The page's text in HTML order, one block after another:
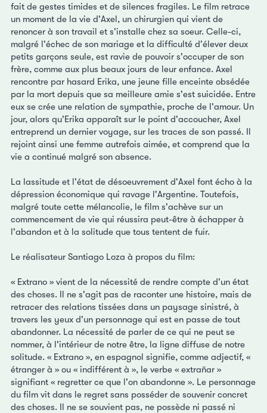
fait de gestes timides et de silences fragiles. Le film retrace
un moment de la vie d'Axel, un chirurgien qui vient de
renoncer à son travail et s'installe chez sa soeur. Celle-ci,
malgré l'échec de son mariage et la difficulté d'élever deux
petits garçons seule, est ravie de pouvoir s'occuper de son
frère, comme aux plus beaux jours de leur enfance. Axel
rencontre par hasard Erika, une jeune fille enceinte obsédée
par la mort depuis que sa meilleure amie s'est suicidée. Entre
eux se crée une relation de sympathie, proche de l'amour. Un
jour, alors qu'Erika apparaît sur le point d'accoucher, Axel
entreprend un dernier voyage, sur les traces de son passé. Il
rejoint ainsi une femme autrefois aimée, et comprend que la
vie a continué malgré son absence.
La lassitude et l'état de désoeuvrement d'Axel font écho à la
dépression économique qui ravage l'Argentine. Toutefois,
malgré toute cette mélancolie, le film s'achève sur un
commencement de vie qui réussira peut-être à échapper à
l'abandon et à la solitude que tous tentent de fuir.
Le réalisateur Santiago Loza à propos du film:
« Extrano » vient de la nécessité de rendre compte d'un état
des choses. Il ne s'agit pas de raconter une histoire, mais de
retracer des relations tissées dans un paysage sinistré, à
travers les yeux d'un personnage qui est en passe de tout
abandonner. La nécessité de parler de ce qui ne peut se
nommer, à l'intérieur de notre être, la ligne diffuse de notre
solitude. « Extrano », en espagnol signifie, comme adjectif, «
étranger à » ou « indifférent à », le verbe « extrañar »
signifiant « regretter ce que l'on abandonne ». Le personnage
du film vit dans le regret sans posséder de souvenir concret
des choses. Il ne se souvient pas, ne possède ni passé ni